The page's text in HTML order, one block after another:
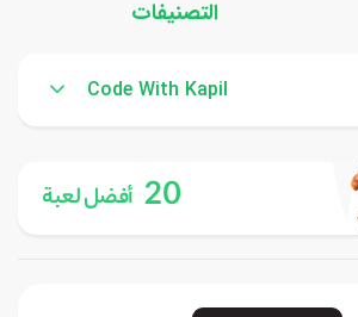
التصنيفات
Code With Kapil
20 أفضل لعبة